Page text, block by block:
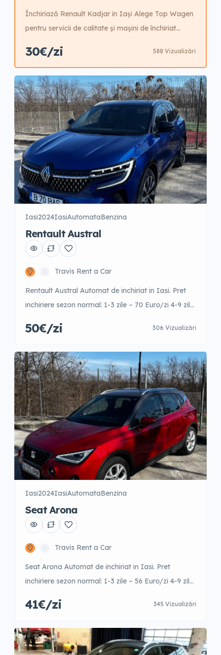
Închiriază Renault Kadjar in Iași Alege Top Wagen
pentru servicii de calitate și mașini de închiriat
30€/zi 588 Vizualizări
Iasi2024IasiAutomataBenzina
Rentault Austral
Travis Rent a Car
Rentault Austral Automat de inchiriat in Iasi. Pret
inchiriere sezon normal: 1-3 zile – 70 Euro/zi 4-9 zile
Euro/zi Garantie: 600 Euro Este posibila inchirierea
50€/zi 306 Vizualizări
Iasi2024IasiAutomataBenzina
Seat Arona
Travis Rent a Car
Seat Arona Automat de inchiriat in Iasi. Pret
inchiriere sezon normal: 1-3 zile – 56 Euro/zi 4-9 zile
Euro/zi Este posibila inchirierea cu garantie redusa
41€/zi 345 Vizualizări